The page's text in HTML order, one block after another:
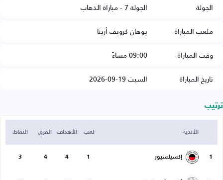
الجولة
الجولة 7 - مباراة الذهاب
ملعب المباراة
يوهان كرويف أرينا
وقت المباراة
09:00 مساءً
تاريخ المباراة
السبت 19-09-2026
ترتيب
الأندية لعب الأهداف الفرق النقاط
1 إكسيلسيور 1
4
4
3